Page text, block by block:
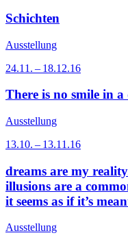
Schichten
Ausstellung
24.11. – 18.12.16
There is no smile in a
Ausstellung
13.10. – 13.11.16
dreams are my
illusions are a
it seems as if it’s
Ausstellung